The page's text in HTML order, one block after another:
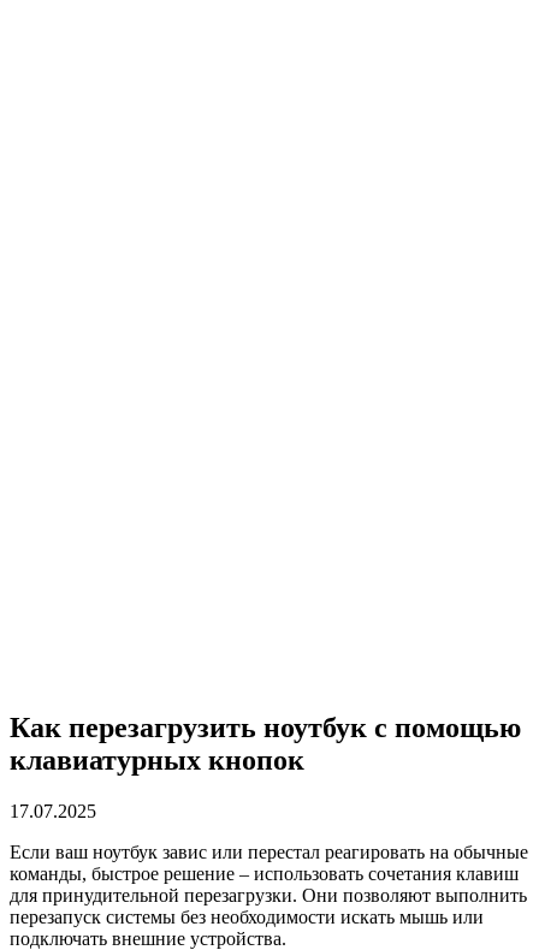
Как перезагрузить ноутбук с помощью
клавиатурных кнопок
17.07.2025
Если ваш ноутбук завис или перестал реагировать на обычные
команды, быстрое решение – использовать сочетания клавиш
для принудительной перезагрузки. Они позволяют выполнить
перезапуск системы без необходимости искать мышь или
подключать внешние устройства.